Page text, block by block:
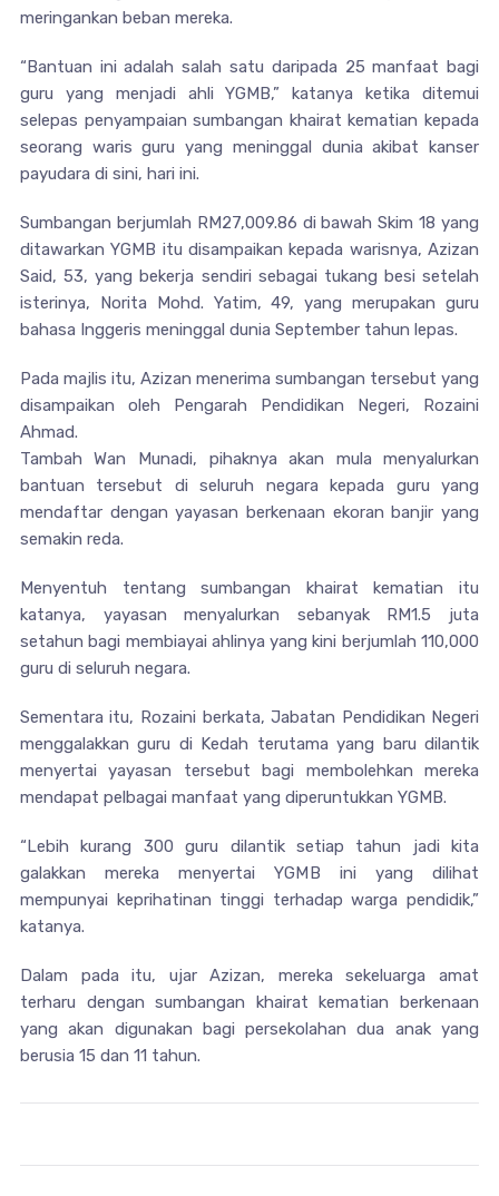
meringankan beban mereka.
“Bantuan ini adalah salah satu daripada 25 manfaat bagi
guru yang menjadi ahli YGMB,” katanya ketika ditemui
selepas penyampaian sumbangan khairat kematian kepada
seorang waris guru yang meninggal dunia akibat kanser
payudara di sini, hari ini.
Sumbangan berjumlah RM27,009.86 di bawah Skim 18 yang
ditawarkan YGMB itu disampaikan kepada warisnya, Azizan
Said, 53, yang bekerja sendiri sebagai tukang besi setelah
isterinya, Norita Mohd. Yatim, 49, yang merupakan guru
bahasa Inggeris meninggal dunia September tahun lepas.
Pada majlis itu, Azizan menerima sumbangan tersebut yang
disampaikan oleh Pengarah Pendidikan Negeri, Rozaini
Ahmad.
Tambah Wan Munadi, pihaknya akan mula menyalurkan
bantuan tersebut di seluruh negara kepada guru yang
mendaftar dengan yayasan berkenaan ekoran banjir yang
semakin reda.
Menyentuh tentang sumbangan khairat kematian itu
katanya, yayasan menyalurkan sebanyak RM1.5 juta
setahun bagi membiayai ahlinya yang kini berjumlah 110,000
guru di seluruh negara.
Sementara itu, Rozaini berkata, Jabatan Pendidikan Negeri
menggalakkan guru di Kedah terutama yang baru dilantik
menyertai yayasan tersebut bagi membolehkan mereka
mendapat pelbagai manfaat yang diperuntukkan YGMB.
“Lebih kurang 300 guru dilantik setiap tahun jadi kita
galakkan mereka menyertai YGMB ini yang dilihat
mempunyai keprihatinan tinggi terhadap warga pendidik,”
katanya.
Dalam pada itu, ujar Azizan, mereka sekeluarga amat
terharu dengan sumbangan khairat kematian berkenaan
yang akan digunakan bagi persekolahan dua anak yang
berusia 15 dan 11 tahun.